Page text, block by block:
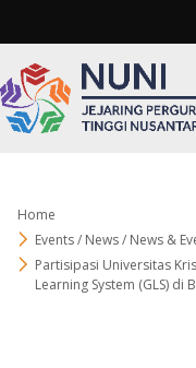
Home
Events / News / News &
Partisipasi Universitas
Learning System (GLS) di